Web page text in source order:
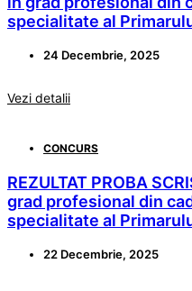
specialitate al
24 Decembrie, 2025
Vezi detalii
CONCURS
REZULTAT PROBA
grad profesional din
specialitate al
22 Decembrie, 2025